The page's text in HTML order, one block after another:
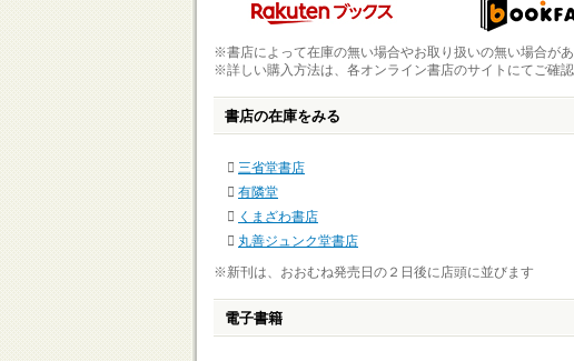
※書店によって在庫の無い場合やお取り扱いの無い場合があ
※詳しい購入方法は、各オンライン書店のサイトにてご確認
書店の在庫をみる
三省堂書店
有隣堂
くまざわ書店
丸善ジュンク堂書店
※新刊は、おおむね発売日の２日後に店頭に並びます
電子書籍